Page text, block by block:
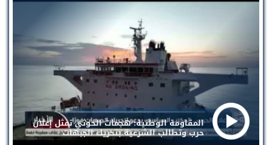
المقاومة الوطنية: هجمات الحوثي تمثل إعلان
حرب وتطالب الشرعية بتحريك الجبهات